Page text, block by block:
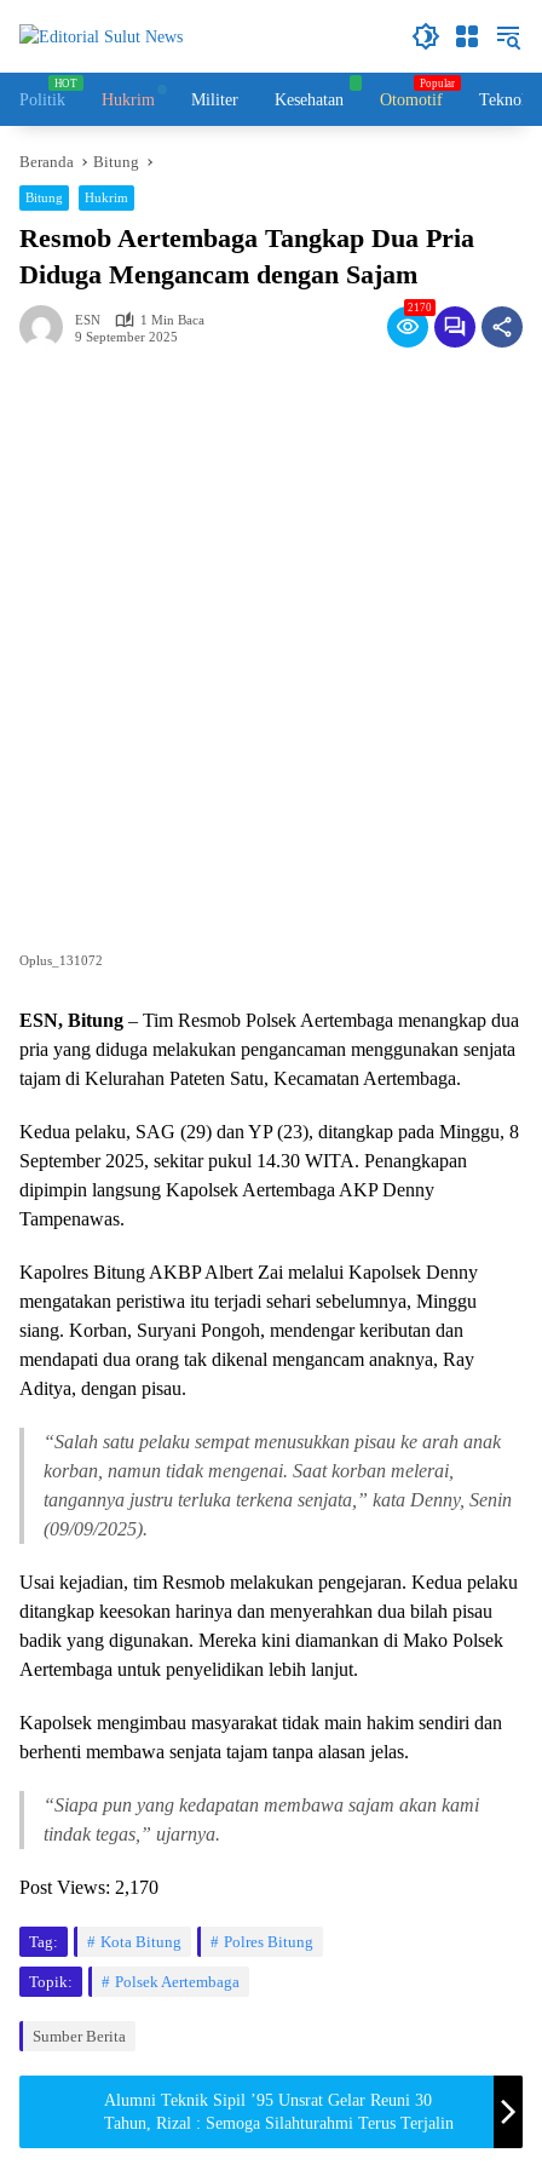
Politik Hukrim Militer Kesehatan Otomotif
Beranda Bitung
Bitung Hukrim
Resmob Aertembaga Tangkap Dua Pria
Diduga Mengancam dengan Sajam
ESN
1 Min Baca
9 September 2025
2170
Oplus_131072
ESN, Bitung – Tim Resmob Polsek Aertembaga menangkap dua
pria yang diduga melakukan pengancaman menggunakan senjata
tajam di Kelurahan Pateten Satu, Kecamatan Aertembaga.
Kedua pelaku, SAG (29) dan YP (23), ditangkap pada Minggu, 8
September 2025, sekitar pukul 14.30 WITA. Penangkapan
dipimpin langsung Kapolsek Aertembaga AKP Denny
Tampenawas.
Kapolres Bitung AKBP Albert Zai melalui Kapolsek Denny
mengatakan peristiwa itu terjadi sehari sebelumnya, Minggu
siang. Korban, Suryani Pongoh, mendengar keributan dan
mendapati dua orang tak dikenal mengancam anaknya, Ray
Aditya, dengan pisau.
“Salah satu pelaku sempat menusukkan pisau ke arah anak
korban, namun tidak mengenai. Saat korban melerai,
tangannya justru terluka terkena senjata,” kata Denny, Senin
(09/09/2025).
Usai kejadian, tim Resmob melakukan pengejaran. Kedua pelaku
ditangkap keesokan harinya dan menyerahkan dua bilah pisau
badik yang digunakan. Mereka kini diamankan di Mako Polsek
Aertembaga untuk penyelidikan lebih lanjut.
Kapolsek mengimbau masyarakat tidak main hakim sendiri dan
berhenti membawa senjata tajam tanpa alasan jelas.
“Siapa pun yang kedapatan membawa sajam akan kami
tindak tegas,” ujarnya.
Post Views: 2,170
Tag: Kota Bitung Polres Bitung
Topik: Polsek Aertembaga
Sumber Berita
Alumni Teknik Sipil ’95 Unsrat Gelar Reuni 30
Tahun, Rizal : Semoga Silahturahmi Terus Terjalin